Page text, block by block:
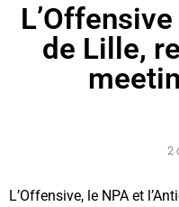
de Lille,
2
L’Offensive, le NPA et